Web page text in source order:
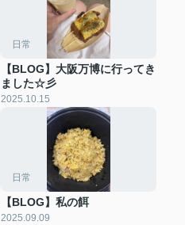
日常
【BLOG】大阪万博に行ってき
ました☆彡
2025.10.15
日常
【BLOG】私の餌
2025.09.09